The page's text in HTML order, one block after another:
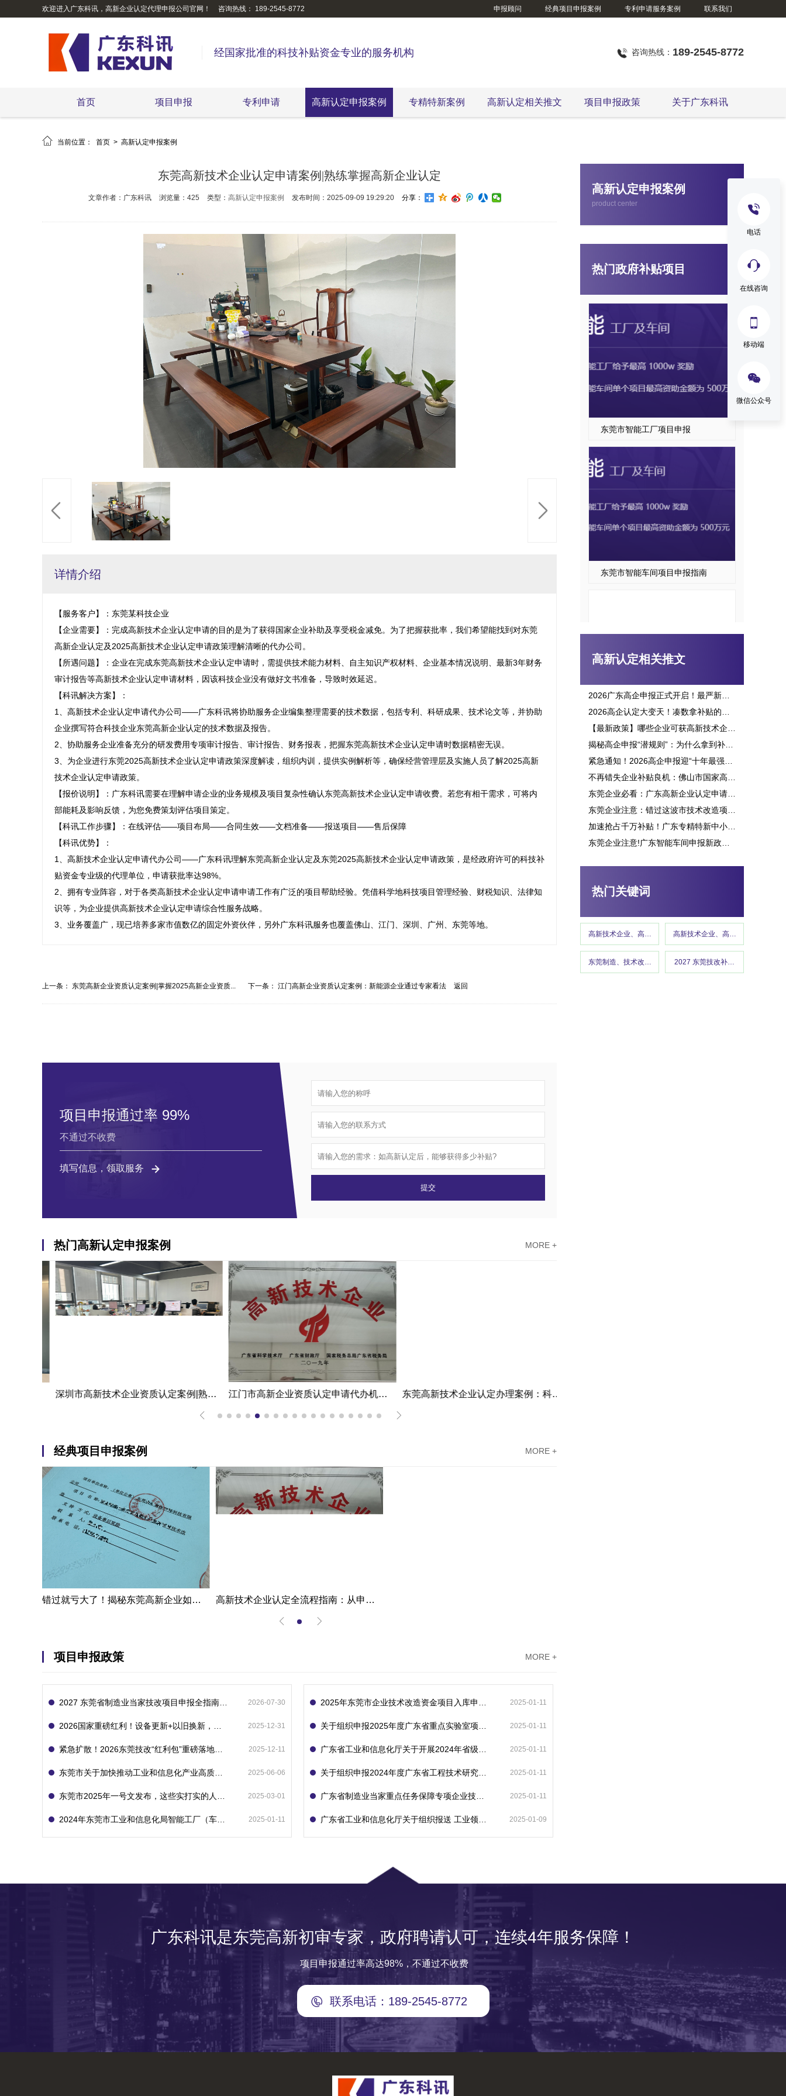
欢迎进入广东科讯，高新企业认定代理申报公司官网！ 咨询热线： 189-2545-8772 申报顾问 经典项目申报案例 专利申请服务案例 联系我们
经国家批准的科技补贴资金专业的服务机构 咨询热线： 189-2545-8772
首页 项目申报 专利申请 高新认定申报案例 专精特新案例 高新认定相关推文 项目申报政策 关于广东科讯
 当前位置： 首页 > 高新认定申报案例
高新认定申报案例
product center
热门政府补贴项目
东莞市智能工厂项目申报
东莞市智能车间项目申报指南
东莞市专精特新“小巨人”企业培育项目申报
高新认定相关推文
热门关键词
高新技术企业、高企认定、高企申报高新技术企业、高企认定、高企申
东莞制造、技术改造、东莞工信、政策红利 、企业补贴、东莞
2027 东莞技改补贴、东莞制造业
东莞高新技术企业认定申请案例|熟练掌握高新企业认定
文章作者：广东科讯 浏览量：425 类型： 高新认定申报案例 发布时间：2025-09-09 19:29:20 分享：
详情介绍
【服务客户】：东莞某科技企业
【企业需要】：完成高新技术企业认定申请的目的是为了获得国家企业补助及享受税金减免。为了把握获批率，我们希望能找到对东莞
高新企业认定及2025高新技术企业认定申请政策理解清晰的代办公司。
【所遇问题】：企业在完成东莞高新技术企业认定申请时，需提供技术能力材料、自主知识产权材料、企业基本情况说明、最新3年财务
审计报告等高新技术企业认定申请材料，因该科技企业没有做好文书准备，导致时效延迟。
【科讯解决方案】：
1、高新技术企业认定申请代办公司——广东科讯将协助服务企业编集整理需要的技术数据，包括专利、科研成果、技术论文等，并协助
企业撰写符合科技企业东莞高新企业认定的技术数据及报告。
2、协助服务企业准备充分的研发费用专项审计报告、审计报告、财务报表，把握东莞高新技术企业认定申请时数据精密无误。
3、为企业进行东莞2025高新技术企业认定申请政策深度解读，组织内训，提供实例解析等，确保经营管理层及实施人员了解2025高新
技术企业认定申请政策。
【报价说明】：广东科讯需要在理解申请企业的业务规模及项目复杂性确认东莞高新技术企业认定申请收费。若您有相干需求，可将内
部能耗及影响反馈，为您免费策划评估项目策定。
【科讯工作步骤】：在线评估——项目布局——合同生效——文档准备——报送项目——售后保障
【科讯优势】：
1、高新技术企业认定申请代办公司——广东科讯理解东莞高新企业认定及东莞2025高新技术企业认定申请政策，是经政府许可的科技补
贴资金专业级的代理单位，申请获批率达98%。
2、拥有专业阵容，对于各类高新技术企业认定申请申请工作有广泛的项目帮助经验。凭借科学地科技项目管理经验、财税知识、法律知
识等，为企业提供高新技术企业认定申请综合性服务战略。
3、业务覆盖广，现已培养多家市值数亿的固定外资伙伴，另外广东科讯服务也覆盖佛山、江门、深圳、广州、东莞等地。
上一条： 东莞高新企业资质认定案例|掌握2025高新企业资质... 下一条： 江门高新企业资质认定案例：新能源企业通过专家看法
返回
项目申报通过率 99%
不通过不收费
填写信息，领取服务
热门高新认定申报案例 MORE +
深圳市高新技术企业资质认定案例|熟练掌握国家高新企业资质认定 江门市高新企业资质认定申请代办机构服务案例 东莞高新技术企业认定办理案例：科技企业通过专家意见提高成过率
经典项目申报案例 MORE +
错过就亏大了！揭秘东莞高新企业如何轻松拿下省级技术改造项目300万补贴 高新技术企业认定全流程指南：从申报到复审的成功经验分享
项目申报政策 MORE +
2026-07-30
2025-12-31
2025-12-11
2025-06-06
2025-03-01
2025-01-11
2025-01-11
2025-01-11
2025-01-11
2025-01-11
2025-01-11
2025-01-09
广东科讯是东莞高新初审专家，政府聘请认可，连续4年服务保障！
项目申报通过率高达98%，不通过不收费
联系电话：189-2545-8772
电话
在线咨询

移动端

微信公众号